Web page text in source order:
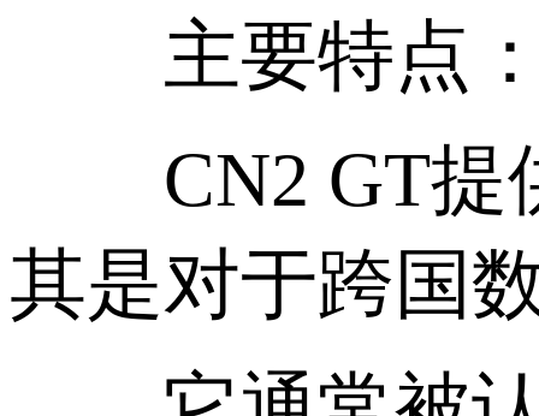
主要特点
CN2 GT提供
其是对于跨国